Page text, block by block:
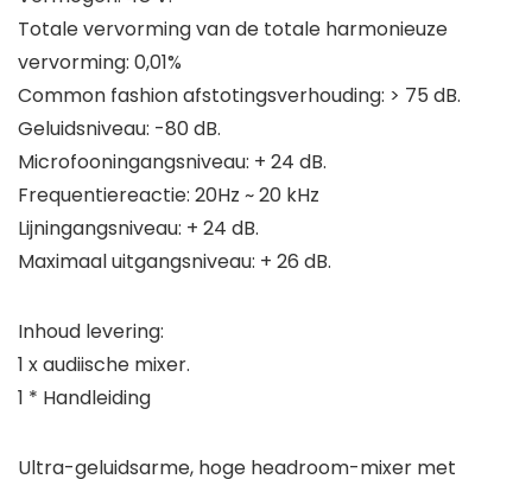
Totale vervorming van de totale harmonieuze
vervorming: 0,01%
Common fashion afstotingsverhouding: > 75 dB.
Geluidsniveau: -80 dB.
Microfooningangsniveau: + 24 dB.
Frequentiereactie: 20Hz ~ 20 kHz
Lijningangsniveau: + 24 dB.
Maximaal uitgangsniveau: + 26 dB.
Inhoud levering:
1 x audiische mixer.
1 * Handleiding
Ultra-geluidsarme, hoge headroom-mixer met